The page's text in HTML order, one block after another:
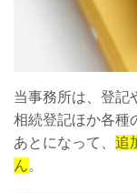
当事務所は、登記
相続登記ほか各種
あとになって、 追
ん。